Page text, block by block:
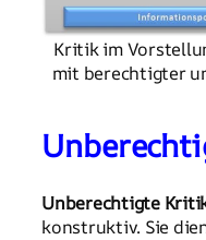
Kritik im
mit berechtigter
Unberechtigte
konstruktiv. Sie